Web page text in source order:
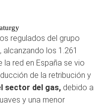
regulados del grupo
alcanzando los 1.261
la red en España se vio
de la retribución y
sector del gas, debido a
y una menor